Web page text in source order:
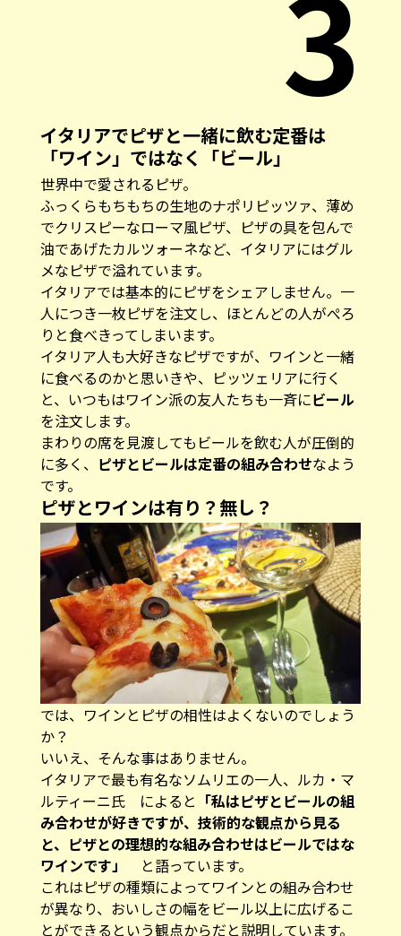
イタリアでピザと一緒に飲む定番は
「ワイン」ではなく「ビール」
世界中で愛されるピザ。
ふっくらもちもちの生地のナポリピッツァ、薄め
でクリスピーなローマ風ピザ、ピザの具を包んで
油であげたカルツォーネなど、イタリアにはグル
メなピザで溢れています。
イタリアでは基本的にピザをシェアしません。一
人につき一枚ピザを注文し、ほとんどの人がぺろ
りと食べきってしまいます。
イタリア人も大好きなピザですが、ワインと一緒
に食べるのかと思いきや、ピッツェリアに行く
と、いつもはワイン派の友人たちも一斉にビール
を注文します。
まわりの席を見渡してもビールを飲む人が圧倒的
に多く、 ピザとビールは定番の組み合わせなよう
です。
ピザとワインは有り？無し？
では、ワインとピザの相性はよくないのでしょう
か？
いいえ、そんな事はありません。
イタリアで最も有名なソムリエの一人、ルカ・マ
ルティーニ氏 によると 「私はピザとビールの組
み合わせが好きですが、技術的な観点から見る
と、ピザとの理想的な組み合わせはビールではな
ワインです」
と語っています。
これはピザの種類によってワインとの組み合わせ
が異なり、おいしさの幅をビール以上に広げるこ
とができるという観点からだと説明しています。